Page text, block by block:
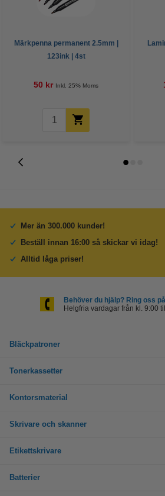
Märkpenna permanent 2.5mm |
123ink | 4st
50 kr Inkl. 25% Moms
Mer än 300.000 kunder!
Beställ innan 16:00 så skickar vi idag!
Alltid låga priser!
Behöver du hjälp? Ring oss
Helgfria vardagar från kl. 9:00
Bläckpatroner
Tonerkassetter
Kontorsmaterial
Skrivare och skanner
Etikettskrivare
Batterier